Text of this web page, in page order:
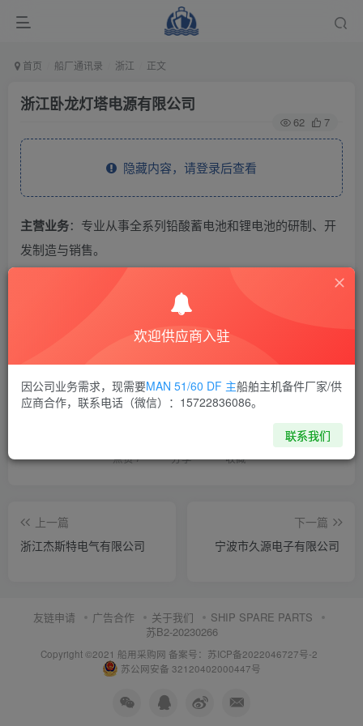
首页 船厂通讯录 浙江 正文
浙江卧龙灯塔电源有限公司
62 7
隐藏内容，请登录后查看
主营业务：专业从事全系列铅酸蓄电池和锂电池的研制、开
发制造与销售。
THE END
浙江
喜欢就支持一下吧
点赞7 分享 收藏
上一篇
浙江杰斯特电气有限公司
下一篇
宁波市久源电子有限公司
友链申请 广告合作 关于我们
SHIP SPARE PARTS
苏B2-20230266
Copyright ©2021 船用采购网 备案号：苏ICP备2022046727号-2
苏公网安备 32120402000447号
欢迎供应商入驻
因公司业务需求，现需要MAN 51/60 DF 主船舶主机备件厂家/供
应商合作，联系电话（微信）：15722836086。
联系我们